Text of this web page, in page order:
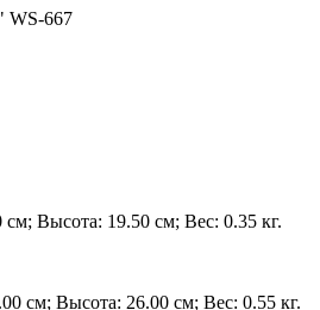
WS-667
Высота: 19.50 см; Вес: 0.35 кг.
см; Высота: 26.00 см; Вес: 0.55 кг.